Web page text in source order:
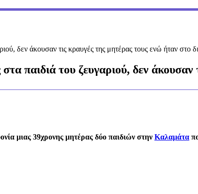
δεν άκουσαν τις κραυγές της μητέρας τους ενώ ήταν στο
παιδιά του ζευγαριού, δεν
μιας 39χρονης μητέρας δύο παιδιών στην Καλαμάτα